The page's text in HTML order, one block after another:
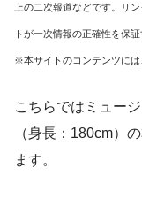
上の二次報道などです。リ
トが一次情報の正確性を保
※本サイトのコンテンツには
こちらでは ミュー
（身長：180cm）
ます。